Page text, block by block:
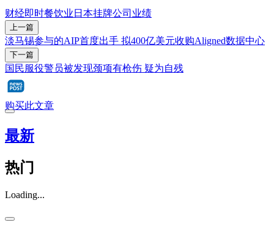
财经即时餐饮业 日本挂牌公司 业绩
上一篇
淡马锡参与的AIP首度出手 拟400亿美元收购Aligned数据中心
下一篇
国民服役警员被发现颈项有枪伤 疑为自残
购买此文章
最新
热门
Loading...